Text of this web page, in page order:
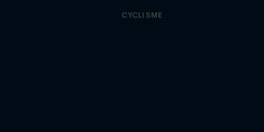
CYCLISME